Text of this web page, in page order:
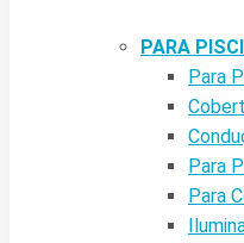
PARA
Para
Para
Para